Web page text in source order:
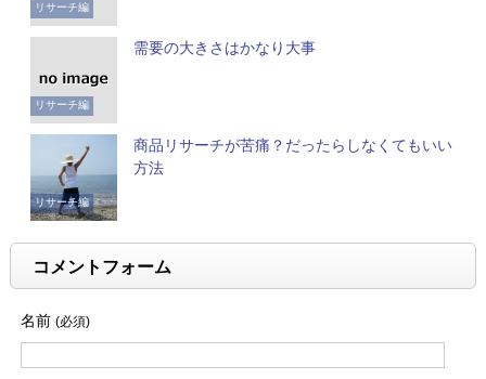
リサーチ編
リサーチ編
需要の大きさはかなり大事
リサーチ編
商品リサーチが苦痛？だったらしなくてもいい
方法
コメントフォーム
名前 (必須)